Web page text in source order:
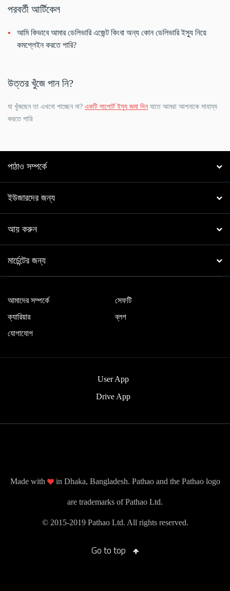
পরবর্তী আর্টিকেল
আমি কিভাবে আমার ডেলিভারি এজেন্ট কিংবা অন্য কোন ডেলিভারি ইস্যু নিয়ে
কমপ্লেইন করতে পারি?
উত্তর খুঁজে পান নি?
যা খুঁজছেন তা এখনো পাচ্ছেন না? একটি সাপোর্ট ইস্যু জমা দিনযাতে আমরা আপনাকে সাহায্য
করতে পারি
পাঠাও সম্পর্কে
ইউজারদের জন্য
আয় করুন
মার্চেন্টের জন্য
আমাদের সম্পর্কে
সেফটি
ক্যারিয়ার
ব্লগ
যোগাযোগ
User App
Drive App
Made with in Dhaka, Bangladesh. Pathao and the Pathao logo
are trademarks of Pathao Ltd.
© 2015-2019 Pathao Ltd. All rights reserved.
Go to top